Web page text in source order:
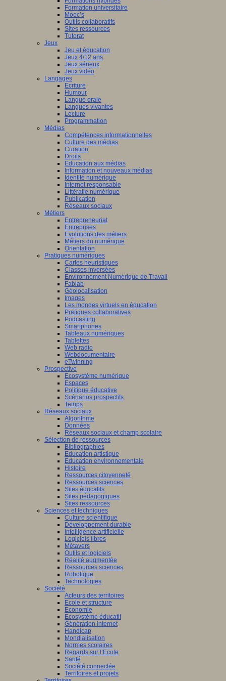
Formation universitaire
Mooc’s
Outils collaboratifs
Sites ressources
Tutorat
Jeux
Jeu et éducation
Jeux 4/12 ans
Jeux sérieux
Jeux vidéo
Langages
Ecriture
Humour
Langue orale
Langues vivantes
Lecture
Programmation
Médias
Compétences informationnelles
Culture des médias
Curation
Droits
Education aux médias
Information et nouveaux médias
Identité numérique
Internet responsable
Littératie numérique
Publication
Réseaux sociaux
Métiers
Entrepreneuriat
Entreprises
Evolutions des métiers
Métiers du numérique
Orientation
Pratiques numériques
Cartes heuristiques
Classes inversées
Environnement Numérique de Travail
Fablab
Géolocalisation
Images
Les mondes virtuels en éducation
Pratiques collaboratives
Podcasting
Smartphones
Tableaux numériques
Tablettes
Web radio
Webdocumentaire
eTwinning
Prospective
Ecosystème numérique
Espaces
Politique éducative
Scénarios prospectifs
Temps
Réseaux sociaux
Algorithme
Données
Réseaux sociaux et champ scolaire
Sélection de ressources
Bibliographies
Education artistique
Education environnementale
Histoire
Ressources citoyenneté
Ressources sciences
Sites éducatifs
Sites pédagogiques
Sites ressources
Sciences et techniques
Culture scientifique
Développement durable
Intelligence artificielle
Logiciels libres
Métavers
Outils et logiciels
Réalité augmentée
Ressources sciences
Robotique
Technologies
Société
Acteurs des territoires
Ecole et structure
Economie
Ecosystème éducatif
Génération internet
Handicap
Mondialisation
Normes scolaires
Regards sur l’Ecole
Santé
Société connectée
Territoires et projets